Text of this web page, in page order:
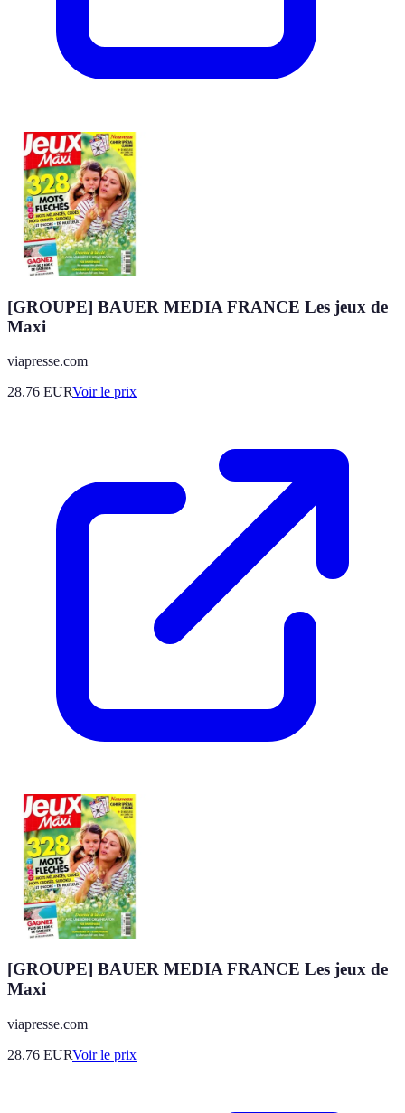
[GROUPE] BAUER MEDIA FRANCE Les jeux de
Maxi
viapresse.com
28.76 EURVoir le prix
[GROUPE] BAUER MEDIA FRANCE Les jeux de
Maxi
viapresse.com
28.76 EURVoir le prix